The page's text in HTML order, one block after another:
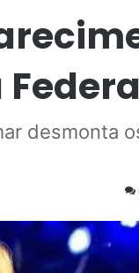
desmonta